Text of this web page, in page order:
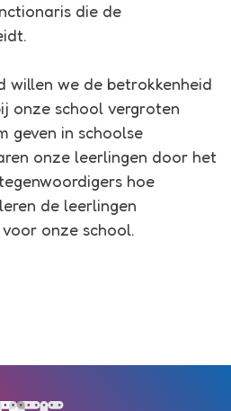
die de
willen we de betrokkenheid
onze school vergroten
geven in schoolse
onze leerlingen door het
hoe
de leerlingen
onze school.